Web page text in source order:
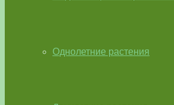
Однолетние растения